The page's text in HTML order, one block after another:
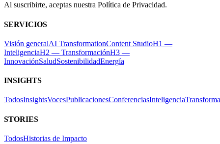
Al suscribirte, aceptas nuestra Política de Privacidad.
SERVICIOS
Visión generalAI TransformationContent StudioH1 —
InteligenciaH2 — TransformaciónH3 —
InnovaciónSaludSostenibilidadEnergía
INSIGHTS
TodosInsightsVocesPublicacionesConferenciasInteligencia
STORIES
TodosHistorias de Impacto